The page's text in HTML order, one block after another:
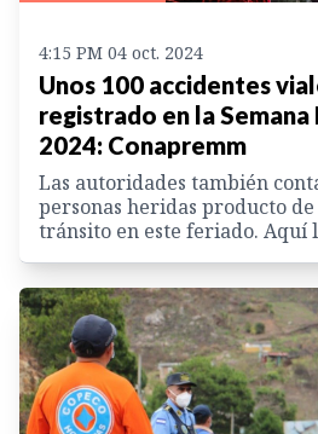
4:15 PM 04 oct. 2024
Unos 100 accidentes
registrado en la Semana
2024: Conapremm
Las autoridades también
personas heridas producto
tránsito en este feriado. Aquí